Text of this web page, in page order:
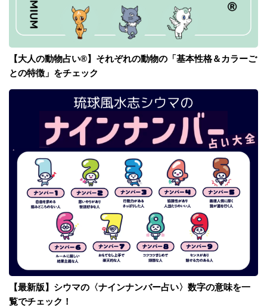
【大人の動物占い®】それぞれの動物の「基本性格＆カラーご
との特徴」をチェック
【最新版】シウマの〈ナインナンバー占い〉数字の意味を一
覧でチェック！